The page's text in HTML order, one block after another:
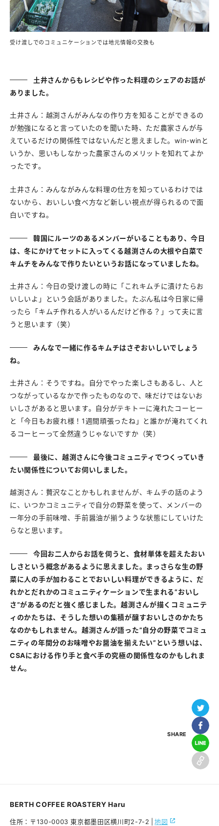
受け渡しでのコミュニケーションでは地元情報の交換も
土井さんからもレシピや作った料理のシェアのお話が
ありました。
土井さん：越渕さんがみんなの作り方を知ることができるの
が勉強になると言っていたのを聞いた時、ただ農家さんが与
えているだけの関係性ではないんだと思えました。win-winと
いうか、思いもしなかった農家さんのメリットを知れてよか
ったです。
土井さん：みんながみんな料理の仕方を知っているわけでは
ないから、おいしい食べ方など新しい視点が得られるので面
白いですね。
韓国にルーツのあるメンバーがいることもあり、今日
は、冬にかけてセットに入ってくる越渕さんの大根や白菜で
キムチをみんなで作りたいというお話になっていましたね。
土井さん：今日の受け渡しの時に「これキムチに漬けたらお
いしいよ」という会話がありました。たぶん私は今日家に帰
ったら「キムチ作れる人がいるんだけど作る？」って夫に言
うと思います（笑）
みんなで一緒に作るキムチはさぞおいしいでしょう
ね。
土井さん：そうですね。自分でやった楽しさもあるし、人と
つながっているなかで作ったものなので、味だけではないお
いしさがあると思います。自分がテキトーに淹れたコーヒー
と「今日もお疲れ様！1週間頑張ったね」と誰かが淹れてくれ
るコーヒーって全然違うじゃないですか（笑）
最後に、越渕さんに今後コミュニティでつくっていき
たい関係性についてお伺いしました。
越渕さん：贅沢なことかもしれませんが、キムチの話のよう
に、いつかコミュニティで自分の野菜を使って、メンバーの
一年分の手前味噌、手前醤油が揃うような状態にしていけた
らなと思います。
今回お二人からお話を伺うと、食材単体を超えたおい
しさという概念があるように思えました。まっさらな生の野
菜に人の手が加わることでおいしい料理ができるように、だ
れかとだれかのコミュニティケーションで生まれる”おいし
さ”があるのだと強く感じました。越渕さんが描くコミュニテ
ィのかたちは、そうした想いの集積が醸すおいしさのかたち
なのかもしれません。越渕さんが語った”自分の野菜でコミュ
ニティの年間分のお味噌やお醤油を揃えたい”という想いは、
CSAにおける作り手と食べ手の究極の関係性なのかもしれま
せん。
SHARE
BERTH COFFEE ROASTERY Haru
住所： 〒130-0003 東京都墨田区横川町2-7-2
地図